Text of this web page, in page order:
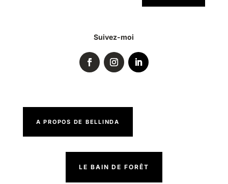
Suivez-moi
A PROPOS DE BELLINDA
LE BAIN DE FORÊT